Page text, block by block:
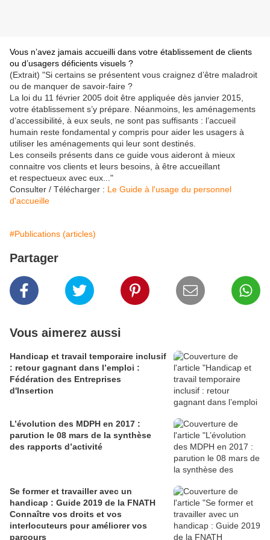
Vous n’avez jamais accueilli dans votre établissement de clients
ou d’usagers déficients visuels ?
(Extrait) "Si certains se présentent vous craignez d’être maladroit
ou de manquer de savoir-faire ?
La loi du 11 février 2005 doit être appliquée dès janvier 2015,
votre établissement s’y prépare. Néanmoins, les aménagements
d’accessibilité, à eux seuls, ne sont pas suffisants : l’accueil
humain reste fondamental y compris pour aider les usagers à
utiliser les aménagements qui leur sont destinés.
Les conseils présents dans ce guide vous aideront à mieux
connaitre vos clients et leurs besoins, à être accueillant
et respectueux avec eux..."
Consulter / Télécharger : Le Guide à l'usage du personnel
d'accueille
#Publications (articles)
Partager
Vous aimerez aussi
Handicap et travail temporaire inclusif
: retour gagnant dans l’emploi :
Fédération des Entreprises
d'Insertion
L’évolution des MDPH en 2017 :
parution le 08 mars de la synthèse
des rapports d’activité
Se former et travailler avec un
handicap : Guide 2019 de la FNATH
Connaître vos droits et vos
interlocuteurs pour améliorer vos
parcours